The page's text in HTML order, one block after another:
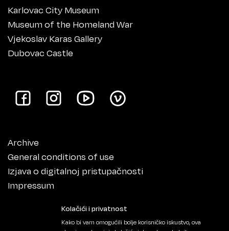
Karlovac City Museum
Museum of the Homeland War
Vjekoslav Karas Gallery
Dubovac Castle
Archive
General conditions of use
Izjava o digitalnoj pristupačnosti
Impressum
Kolačići i privatnost
Kako bi vam omogućili bolje korisničko iskustvo, ova